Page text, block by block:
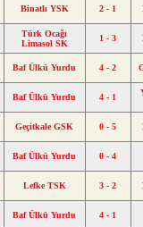
Binatlı YSK 2 - 1
Türk Ocağı
Limasol SK
1 - 3
Baf Ülkü Yurdu 4 - 2
Baf Ülkü Yurdu 4 - 1
Geçitkale GSK 0 - 5
Baf Ülkü Yurdu 0 - 4
Lefke TSK 3 - 2
Baf Ülkü Yurdu 4 - 1